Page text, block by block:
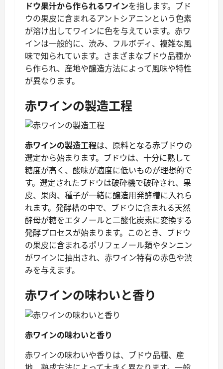
ドウ果汁から作られるワインを指します。ブド
ウの果皮に含まれるアントシアニンという色素
が溶け出してワインに色を与えています。赤ワ
インは一般的に、渋み、フルボディ、複雑な風
味で知られています。さまざまなブドウ品種か
ら作られ、産地や醸造方法によって風味や特性
が異なります。
赤ワインの製造工程
赤ワインの製造工程は、原料となる赤ブドウの
選定から始まります。ブドウは、十分に熟して
糖度が高く、酸味が適度に低いものが理想的で
す。選定されたブドウは破砕機で破砕され、果
皮、果肉、種子が一緒に醸造用発酵槽に入れら
れます。発酵槽の中で、ブドウに含まれる天然
酵母が糖をエタノールと二酸化炭素に変換する
発酵プロセスが始まります。このとき、ブドウ
の果皮に含まれるポリフェノール類やタンニン
がワインに抽出され、赤ワイン特有の赤色や渋
みを与えます。
赤ワインの味わいと香り
赤ワインの味わいと香り
赤ワインの味わいや香りは、ブドウ品種、産